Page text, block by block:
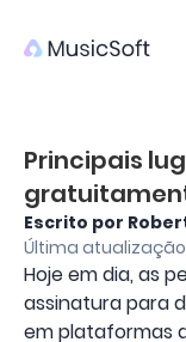
Principais
Escrito por
Última
Hoje em dia, as
assinatura para
em plataformas